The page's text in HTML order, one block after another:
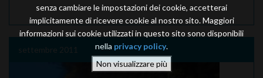
settembre 2011
senza cambiare le impostazioni dei cookie, accetterai
implicitamente di ricevere cookie al nostro sito. Maggiori
informazioni sui cookie utilizzati in questo sito sono disponibili
nella privacy policy.